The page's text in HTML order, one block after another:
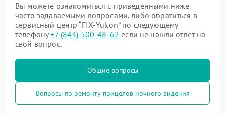
Вы можете ознакомиться с приведенными ниже
часто задаваемыми вопросами, либо обратиться в
сервисный центр “FIX-Yukon” по следующему
телефону+7 (843) 500-48-62 если не нашли ответ на
свой вопрос.
Общие вопросы
Вопросы по ремонту прицелов ночного видения